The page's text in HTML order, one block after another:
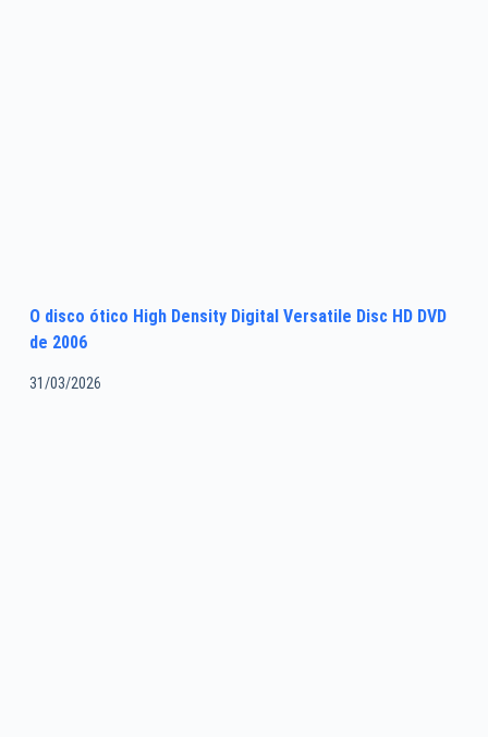
O disco ótico High Density Digital Versatile Disc HD DVD
de 2006
31/03/2026